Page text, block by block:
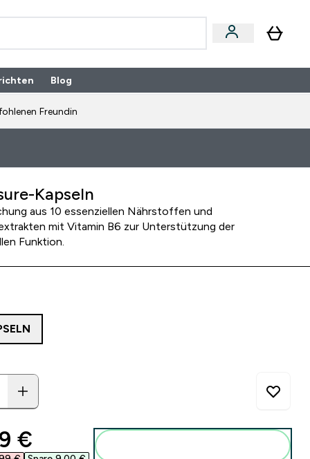
Blog
Freundin
Kapseln
aus 10 essenziellen Nährstoffen und
mit Vitamin B6 zur Unterstützung der
Funktion.
price
€‎